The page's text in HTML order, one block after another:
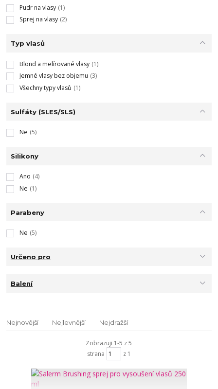
Pudr na vlasy (1)
Sprej na vlasy (2)
Typ vlasů
Blond a melírované vlasy (1)
Jemné vlasy bez objemu (3)
Všechny typy vlasů (1)
Sulfáty (SLES/SLS)
Ne (5)
Silikony
Ano (4)
Ne (1)
Parabeny
Ne (5)
Určeno pro
Balení
Nejnovější Nejlevnější Nejdražší
Zobrazuji 1-5 z 5
strana
z 1